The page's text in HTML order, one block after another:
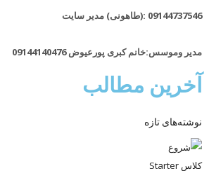
09144737546 :(طاهونی) مدیر سایت
مدیر وموسس:خانم کبری پورعیوض 09144140476
آخرین مطالب
نوشته‌های تازه